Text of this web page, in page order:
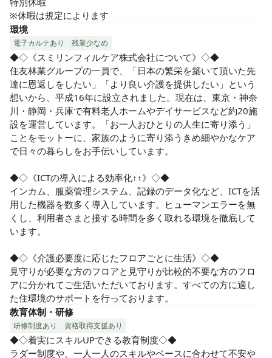
※休暇は規定によります
環境
電子カルテあり 残業少なめ
◆◇《スミリンフィルケア株式会社について》◇◆
住友林業グループの一員で、「日本の繁栄を築いて頂いた先
達に恩返しをしたい」「より良い介護を提供したい」という
想いから、平成16年に設立されました。現在は、東京・神奈
川・静岡・兵庫で有料老人ホームやデイサービスなど約20施
設を運営しています。「お一人おひとりの人生に寄り添う」
ことをモットーに、家族のように寄り添うきめ細やかなケア
で日々の暮らしをお手伝いしています。
◆◇《ICTの導入による効率化↑↑》◇◆
インカム、服薬管理システム、記録のデータ化など、ICTを活
用した機器を数多く導入しています。ヒューマンエラーを無
くし、利用者さまと接する時間を多く取れる環境を徹底して
います。
◆◇《介護必要度に応じたフロアごとに生活》◇◆
見守りが必要な方のフロアと見守りが比較的不要な方のフロ
アに分かれてご生活いただいております。すべての方に適し
た住環境のサポートを行っております。
教育体制・研修
研修制度あり 資格取得支援あり
◆◇着実にスキルUPできる教育制度◇◆
ラダー制度や、一人一人のスキルやペースに合わせて不安や